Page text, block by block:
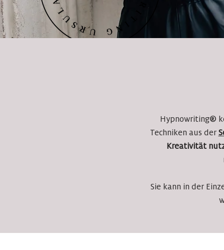
Hypnowriting®
Techniken aus der
Kreativität
Sie kann in der